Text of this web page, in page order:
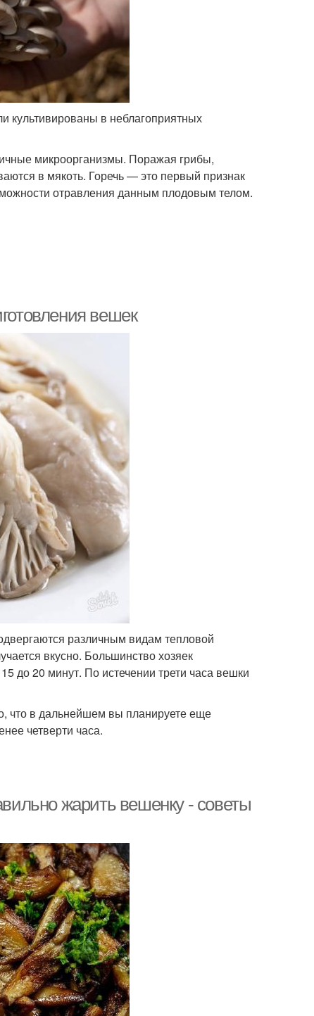
культивированы в неблагоприятных
микроорганизмы. Поражая грибы,
в мякоть. Горечь — это первый признак
отравления данным плодовым телом.
вешек
различным видам тепловой
вкусно. Большинство хозяек
до 20 минут. По истечении трети часа вешки
что в дальнейшем вы планируете еще
четверти часа.
жарить вешенку - советы